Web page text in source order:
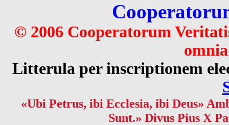
© 2006 Cooperatorum
Litterula per inscriptionem
«Ubi Petrus, ibi Ecclesia, ibi Deus»
Sunt.» Divus Pius X